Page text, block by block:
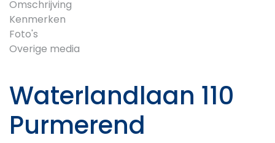
Omschrijving
Kenmerken
Foto's
Overige media
Waterlandlaan 110
Purmerend